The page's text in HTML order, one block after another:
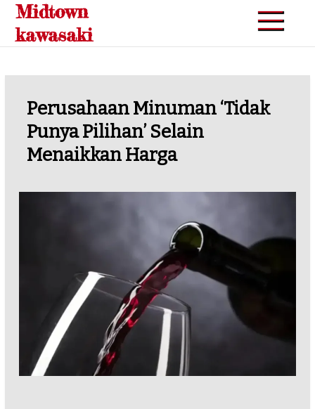
Skip
content
Midtown
kawasaki
Perusahaan Minuman ‘tidak
Punya Pilihan’ Selain
Menaikkan Harga